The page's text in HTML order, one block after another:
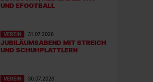
UND EFOOTBALL
VEREIN 31.07.2026
JUBILÄUMSABEND MIT STREICH
UND SCHUHPLATTLERN
VEREIN 30.07.2026